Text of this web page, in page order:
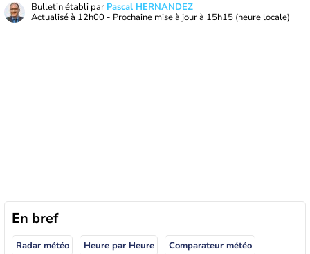
Bulletin établi par Pascal HERNANDEZ
Actualisé à 12h00 - Prochaine mise à jour à 15h15 (heure locale)
En bref
Radar météo Heure par Heure Comparateur météo